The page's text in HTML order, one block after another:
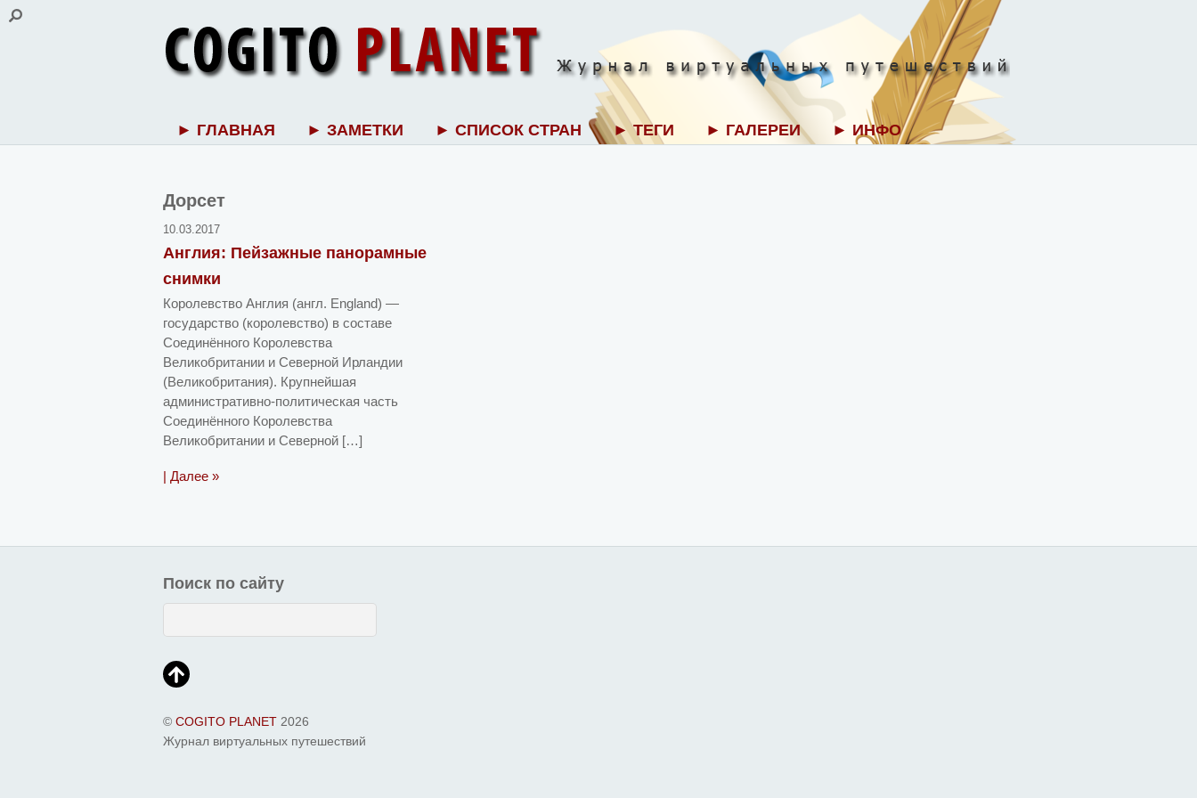
► ГЛАВНАЯ ► ЗАМЕТКИ ► СПИСОК СТРАН ► ТЕГИ ► ГАЛЕРЕИ ► ИНФО
Дорсет
10.03.2017
Англия: Пейзажные панорамные
снимки
Королевство Англия (англ. England) —
государство (королевство) в составе
Соединённого Королевства
Великобритании и Северной Ирландии
(Великобритания). Крупнейшая
административно-политическая часть
Соединённого Королевства
Великобритании и Северной […]
| Далее »
Поиск по сайту
© COGITO PLANET 2026
Журнал виртуальных путешествий